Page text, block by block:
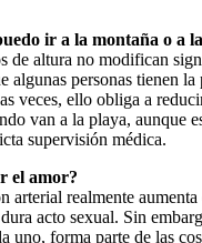
ir a la montaña o a
de altura no modifican
algunas personas tienen la
veces, ello obliga a
van a la playa, aunque
supervisión médica.
el amor?
arterial realmente
acto sexual. Sin
uno, forma parte de las